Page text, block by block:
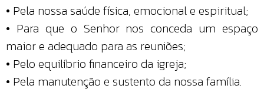
• Pela nossa saúde física, emocional e espiritual;
• Para que o Senhor nos conceda um espaço
maior e adequado para as reuniões;
• Pelo equilíbrio financeiro da igreja;
• Pela manutenção e sustento da nossa família.